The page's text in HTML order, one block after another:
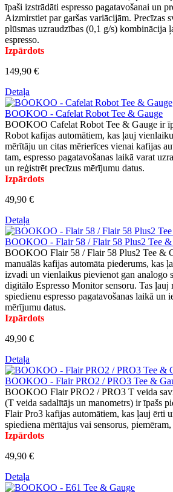
īpaši izstrādāti espresso pagatavošanai un
Aizmirstiet par garšas variācijām. Precīzas
plūsmas uzraudzības (0,1 g/s) kombinācija
espresso.
Izpārdots
149,90 €
Detaļa
BOOKOO - Cafelat Robot Tee & Gauge
BOOKOO Cafelat Robot Tee & Gauge ir
Robot kafijas automātiem, kas ļauj
mērītāju un citas mērierīces vienai kafijas
tam, espresso pagatavošanas laikā varat
un reģistrēt precīzus mērījumu datus.
Izpārdots
49,90 €
Detaļa
BOOKOO - Flair 58 / Flair 58 Plus2 Tee
BOOKOO Flair 58 / Flair 58 Plus2 Tee &
manuālās kafijas automāta piederums, kas
izvadi un vienlaikus pievienot gan analogo
digitālo Espresso Monitor sensoru. Tas ļauj
spiedienu espresso pagatavošanas laikā un
mērījumu datus.
Izpārdots
49,90 €
Detaļa
BOOKOO - Flair PRO2 / PRO3 Tee &
BOOKOO Flair PRO2 / PRO3 T veida
(T veida sadalītājs un manometrs) ir īpašs
Flair Pro3 kafijas automātiem, kas ļauj ērti
spiediena mērītājus vai sensorus,
Izpārdots
49,90 €
Detaļa